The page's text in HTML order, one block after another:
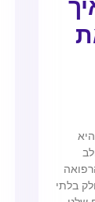
בלתי